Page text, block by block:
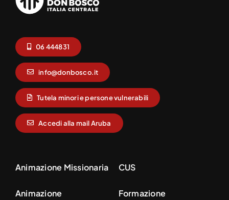
06 444831
info@donbosco.it
Tutela minori e persone vulnerabili
Accedi alla mail Aruba
Animazione Missionaria
Animazione
CUS
Formazione